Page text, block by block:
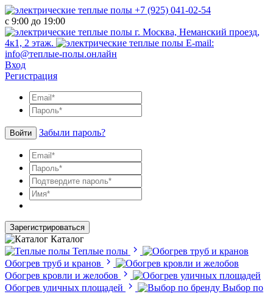
+7 (925) 041-02-54
с 9:00 до 19:00
г. Москва, Неманский проезд,
4к1, 2 этаж.
E-mail:
info@теплые-полы.онлайн
Вход
Регистрация
Войти Забыли пароль?
Зарегистрироваться
Каталог
Теплые полы
Обогрев труб и кранов
Обогрев кровли и желобов
Обогрев уличных площадей
Выбор по